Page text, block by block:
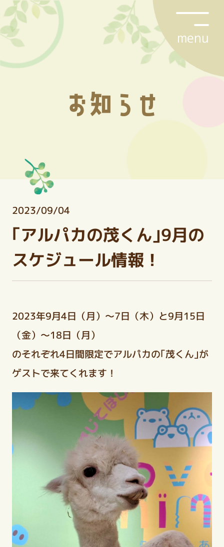
menu
お知らせ
2023/09/04
｢アルパカの茂くん｣9月の
スケジュール情報！
2023年9月4日（月）〜7日（木）と9月15日
（金）〜18日（月）
のそれぞれ4日間限定でアルパカの｢茂くん｣が
ゲストで来てくれます！